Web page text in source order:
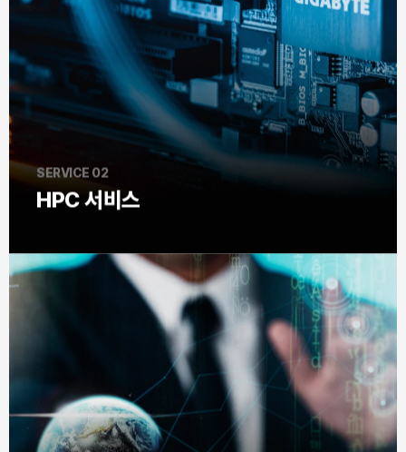
SERVICE 02
HPC 서비스